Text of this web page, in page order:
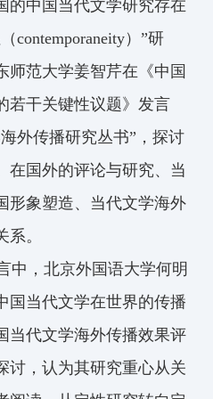
的中国当代文学研究存在
contemporaneity）”研
师范大学姜智芹在《中国
若干关键性议题》发言
外传播研究丛书”，探讨
在国外的评论与研究、当
形象塑造、当代文学海外
。
，北京外国语大学何明
国当代文学在世界的传播
当代文学海外传播效果评
讨，认为其研究重心从关